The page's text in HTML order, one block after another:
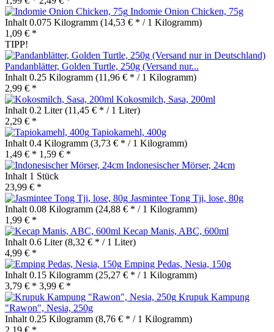
Indomie Onion Chicken, 75g
Inhalt 0.075 Kilogramm (14,53 € * / 1 Kilogramm)
1,09 € *
TIPP!
Pandanblätter, Golden Turtle, 250g (Versand nur...
Inhalt 0.25 Kilogramm (11,96 € * / 1 Kilogramm)
2,99 € *
Kokosmilch, Sasa, 200ml
Inhalt 0.2 Liter(11,45 € * / 1 Liter)
2,29 € *
Tapiokamehl, 400g
Inhalt 0.4 Kilogramm (3,73 € * / 1 Kilogramm)
1,49 € * 1,59 € *
Indonesischer Mörser, 24cm
Inhalt 1 Stück
23,99 € *
Jasmintee Tong Tji, lose, 80g
Inhalt 0.08 Kilogramm (24,88 € * / 1 Kilogramm)
1,99 € *
Kecap Manis, ABC, 600ml
Inhalt 0.6 Liter(8,32 € * / 1 Liter)
4,99 € *
Emping Pedas, Nesia, 150g
Inhalt 0.15 Kilogramm (25,27 € * / 1 Kilogramm)
3,79 € * 3,99 € *
Krupuk Kampung
"Rawon", Nesia, 250g
Inhalt 0.25 Kilogramm (8,76 € * / 1 Kilogramm)
2,19 € *